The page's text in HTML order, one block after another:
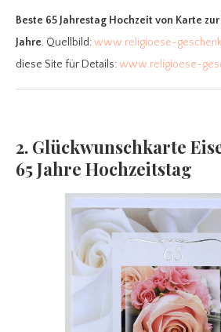
Beste 65 Jahrestag Hochzeit von Karte
Jahre. Quellbild:www.religioese-
diese Site für Details:www.religioese-
2. Glückwunschkarte
65 Jahre Hochzeitstag